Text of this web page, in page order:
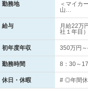
勤務地
＜マイカ
山…
給与
月給22万
社１年目
初年度年収 350万円
勤務時間 8：30～
休日・休暇 # ◎年間休